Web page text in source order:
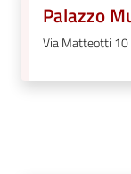
Palazzo
Via Matteotti